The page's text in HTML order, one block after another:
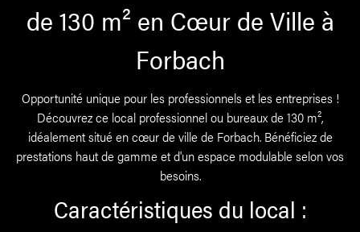
de 130 m² en Cœur de Ville à
Forbach
Opportunité unique pour les professionnels et les entreprises !
Découvrez ce local professionnel ou bureaux de 130 m²,
idéalement situé en cœur de ville de Forbach. Bénéficiez de
prestations haut de gamme et d'un espace modulable selon vos
besoins.
Caractéristiques du local :